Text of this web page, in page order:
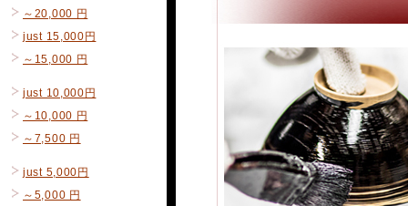
～20,000 円
just 15,000円
～15,000 円
just 10,000円
～10,000 円
～7,500 円
just 5,000円
～5,000 円